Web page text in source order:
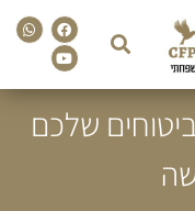
Facebook
Youtube
שלכם